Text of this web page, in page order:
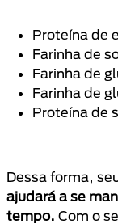
Proteína de
Farinha de
Farinha de
Farinha de
Proteína de
Dessa forma,
ajudará a se
tempo. Com o